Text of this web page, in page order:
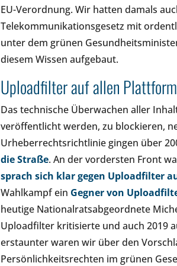
EU-Verordnung. Wir hatten damals
Telekommunikationsgesetz mit
unter dem grünen
diesem Wissen aufgebaut.
Uploadfilter auf allen
Das technische Überwachen aller
veröffentlicht werden, zu blockieren,
Urheberrechtsrichtlinie gingen über
die Straße. An der vordersten Front
sprach sich klar gegen Uploadfilter
Wahlkampf ein Gegner von
heutige Nationalratsabgeordnete
Uploadfilter kritisierte und auch 2019
erstaunter waren wir über den
Persönlichkeitsrechten im grünen